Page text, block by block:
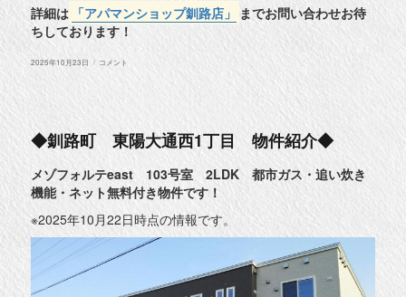
詳細は 「アパマンショップ釧路店」 までお問い合わせお待
ちしております！
投
2025年10月23日
◆
件
紹
介
◆
に
コメント
◆釧路町 東陽大通西1丁目 物件紹介◆
メゾフォルテeast 103号室 2LDK 都市ガス・追い炊き
機能・ネット無料付き物件です！
※2025年10月22日時点の情報です。